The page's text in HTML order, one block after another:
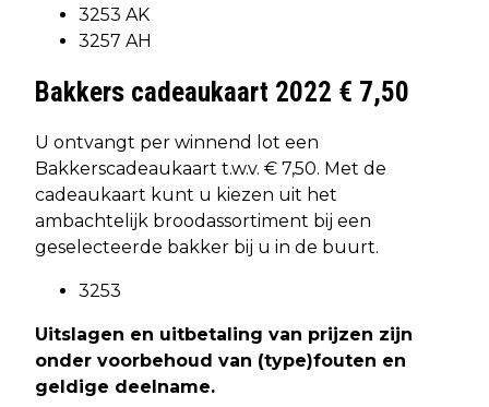
3253 AK
3257 AH
Bakkers cadeaukaart 2022 € 7,50
U ontvangt per winnend lot een
Bakkerscadeaukaart t.w.v. € 7,50. Met de
cadeaukaart kunt u kiezen uit het
ambachtelijk broodassortiment bij een
geselecteerde bakker bij u in de buurt.
3253
Uitslagen en uitbetaling van prijzen zijn
onder voorbehoud van (type)fouten en
geldige deelname.